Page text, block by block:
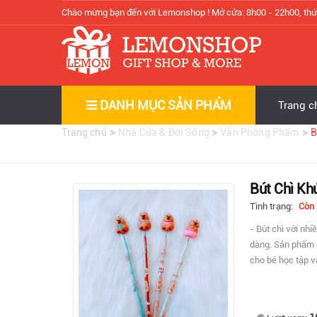
Chào mừng bạn đến với Lemonshop ! Mở cửa: 8h00 - 22h00,
DANH MỤC SẢN PHẨM Trang
Trang chủ > Nhà Cửa & Đời Sống > Văn Phòng Phẩm >
Bút Chì
Tình trạng: Còn
- Bút chì với
dàng. Sản
cho bé học tập